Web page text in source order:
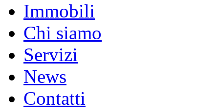
Immobili
Chi siamo
Servizi
News
Contatti